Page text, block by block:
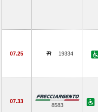
07.25 19334
07.33
8583